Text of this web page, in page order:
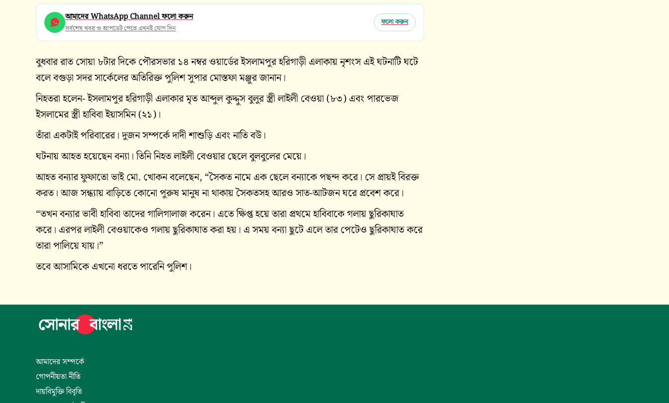
আমাদের WhatsApp Channel ফলো করুন
সর্বশেষ খবর ও আপডেট পেতে এখনই যোগ দিন
ফলো করুন
বুধবার রাত সোয়া ৮টার দিকে পৌরসভার ১৪ নম্বর ওয়ার্ডের ইসলামপুর হরিগাড়ী এলাকায় নৃশংস এই ঘটনাটি ঘটে
বলে বগুড়া সদর সার্কেলের অতিরিক্ত পুলিশ সুপার মোস্তফা মঞ্জুর জানান।
নিহতরা হলেন- ইসলামপুর হরিগাড়ী এলাকার মৃত আব্দুল কুদ্দুস বুলুর স্ত্রী লাইলী বেওয়া (৮৩) এবং পারভেজ
ইসলামের স্ত্রী হাবিবা ইয়াসমিন (২১)।
তাঁরা একটাই পরিবারের। দুজন সম্পর্কে দাদী শাশুড়ি এবং নাতি বউ।
ঘটনায় আহত হয়েছেন বন্যা। তিনি নিহত লাইলী বেওয়ার ছেলে বুলবুলের মেয়ে।
আহত বন্যার ফুফাতো ভাই মো. খোকন বলেছেন, “সৈকত নামে এক ছেলে বন্যাকে পছন্দ করে। সে প্রায়ই বিরক্ত
করত। আজ সন্ধ্যায় বাড়িতে কোনো পুরুষ মানুষ না থাকায় সৈকতসহ আরও সাত-আটজন ঘরে প্রবেশ করে।
“তখন বন্যার ভাবী হাবিবা তাদের গালিগালাজ করেন। এতে ক্ষিপ্ত হয়ে তারা প্রথমে হাবিবাকে গলায় ছুরিকাঘাত
করে। এরপর লাইলী বেওয়াকেও গলায় ছুরিকাঘাত করা হয়। এ সময় বন্যা ছুটে এলে তার পেটেও ছুরিকাঘাত করে
তারা পালিয়ে যায়।”
তবে আসামিকে এখনো ধরতে পারেনি পুলিশ।
আমাদের সম্পর্কে
গোপনীয়তা নীতি
দায়বিমুক্তি বিবৃতি